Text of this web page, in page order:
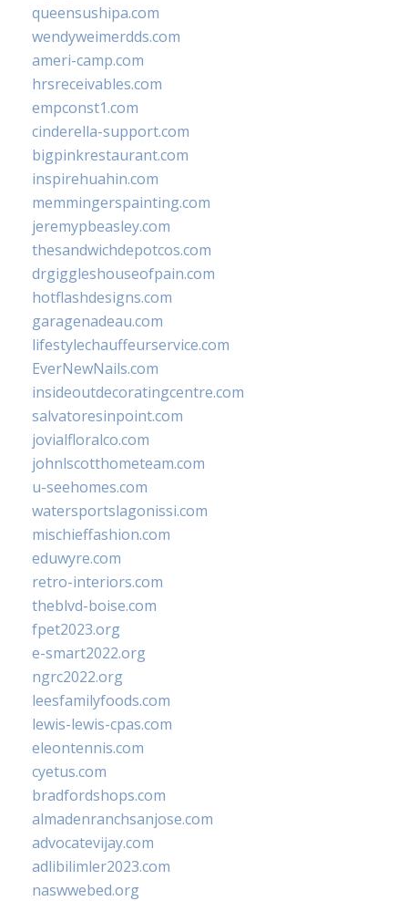
queensushipa.com
wendyweimerdds.com
ameri-camp.com
hrsreceivables.com
empconst1.com
cinderella-support.com
bigpinkrestaurant.com
inspirehuahin.com
memmingerspainting.com
jeremypbeasley.com
thesandwichdepotcos.com
drgiggleshouseofpain.com
hotflashdesigns.com
garagenadeau.com
lifestylechauffeurservice.com
EverNewNails.com
insideoutdecoratingcentre.com
salvatoresinpoint.com
jovialfloralco.com
johnlscotthometeam.com
u-seehomes.com
watersportslagonissi.com
mischieffashion.com
eduwyre.com
retro-interiors.com
theblvd-boise.com
fpet2023.org
e-smart2022.org
ngrc2022.org
leesfamilyfoods.com
lewis-lewis-cpas.com
eleontennis.com
cyetus.com
bradfordshops.com
almadenranchsanjose.com
advocatevijay.com
adlibilimler2023.com
naswwebed.org